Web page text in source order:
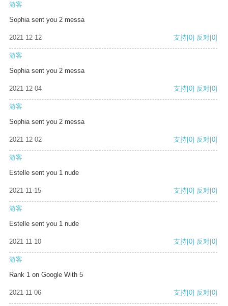
游客
Sophia sent you 2 messa
2021-12-12 支持[0] 反对[0]
游客
Sophia sent you 2 messa
2021-12-04 支持[0] 反对[0]
游客
Sophia sent you 2 messa
2021-12-02 支持[0] 反对[0]
游客
Estelle sent you 1 nude
2021-11-15 支持[0] 反对[0]
游客
Estelle sent you 1 nude
2021-11-10 支持[0] 反对[0]
游客
Rank 1 on Google With 5
2021-11-06 支持[0] 反对[0]